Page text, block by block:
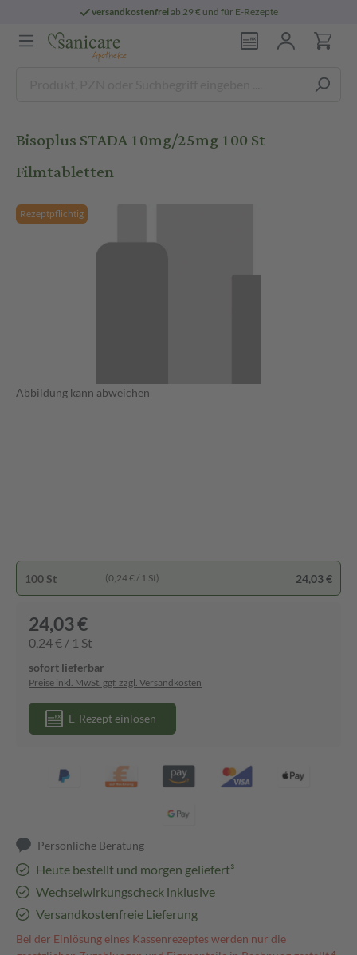
versandkostenfreiab 29 € und für E-Rezepte
Bisoplus STADA 10mg/25mg 100 St
Filmtabletten
Rezeptpflichtig
Abbildung kann abweichen
100 St (0,24 € / 1 St) 24,03 €
24,03 €
0,24 € / 1 St
sofort lieferbar
Preise inkl. MwSt. ggf. zzgl. Versandkosten
E-Rezept einlösen
Persönliche Beratung
Heute bestellt und morgen geliefert³
Wechselwirkungscheck inklusive
Versandkostenfreie Lieferung
Bei der Einlösung eines Kassenrezeptes werden nur die